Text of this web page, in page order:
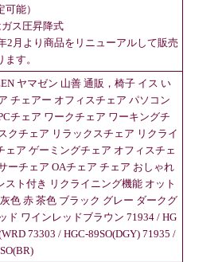
可能）
ス圧昇降式
2月より商品をリニューアルして販売
ます。
ヤマゼン 山善 通販，椅子 イス い
チェアー オフィスチェア パソコン
チェア ワークチェア ワーキングチ
クチェア リラックスチェア リクライ
ェア ゲーミングチェア オフィスチェ
ーチェア OAチェア チェア おしゃれ
スト付き リクライニング機能 オット
色 赤 茶色 ブラック グレー ダークグ
ド ワインレッドブラウン 71934 / HG
73303 / HGC-89SO(DGY) 71935 /